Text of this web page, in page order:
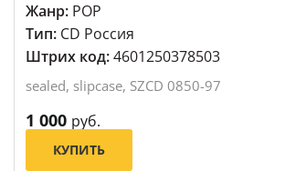
Жанр: POP
Тип: CD Россия
Штрих код:4601250378503
sealed, slipcase, SZCD 0850-97
1 000 руб.
КУПИТЬ